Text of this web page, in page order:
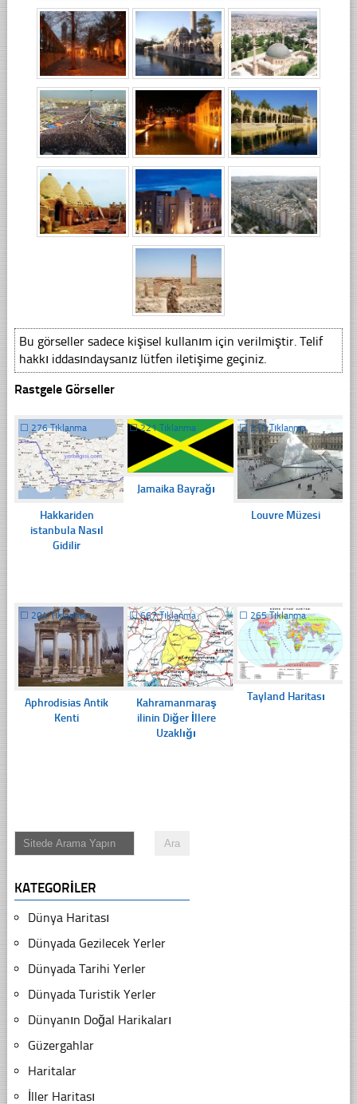
Bu görseller sadece kişisel kullanım için verilmiştir. Telif
hakkı iddasındaysanız lütfen iletişime geçiniz.
Rastgele Görseller
☐ 276 Tıklanma
Hakkariden
istanbula Nasıl
Gidilir
☐221 Tıklanma
Jamaika Bayrağı
☐ 210 Tıklanma
Louvre Müzesi
☐ 204 Tıklanma
Aphrodisias Antik
Kenti
☐667 Tıklanma
Kahramanmaraş
ilinin Diğer İllere
Uzaklığı
☐ 265 Tıklanma
Tayland Haritası
KATEGORILER
Dünya Haritası
Dünyada Gezilecek Yerler
Dünyada Tarihi Yerler
Dünyada Turistik Yerler
Dünyanın Doğal Harikaları
Güzergahlar
Haritalar
İller Haritası